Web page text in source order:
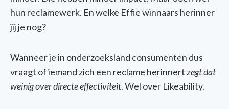
hun reclamewerk. En welke Effie winnaars herinner
jij je nog?
Wanneer je in onderzoeksland consumenten dus
vraagt of iemand zich een reclame herinnertzegt dat
weinig over directe effectiviteit. Wel over Likeability.